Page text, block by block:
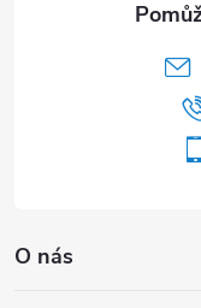
O nás